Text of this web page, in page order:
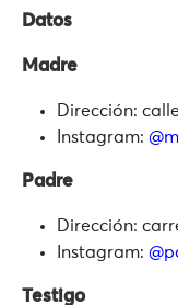
Datos
Madre
Dirección:
Instagram:
Padre
Dirección:
Instagram:
Testigo